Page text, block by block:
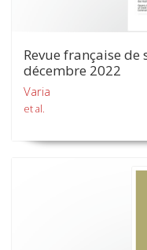
Revue française
décembre 2022
Varia
et al.